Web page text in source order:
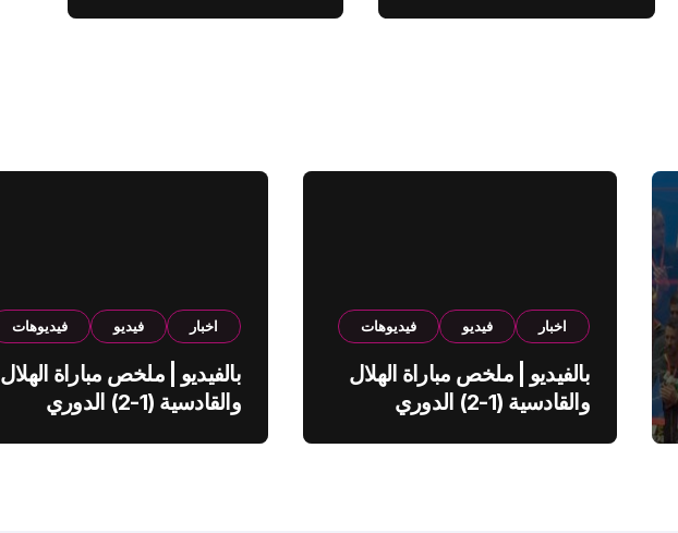
اخبار فيديو فيديوهات
بالفيديو | ملخص مباراة الهلال
والقادسية (1-2) الدوري
اخبار فيديو فيديوهات
بالفيديو | ملخص مباراة الهلال
والقادسية (1-2) الدوري